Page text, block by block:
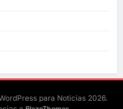
para Noticias 2026.